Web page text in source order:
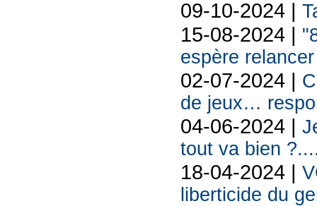
09-10-2024 |
15-08-2024 |
espère
02-07-2024 |
de jeux…
04-06-2024 |
tout va bien
18-04-2024 |
liberticide du